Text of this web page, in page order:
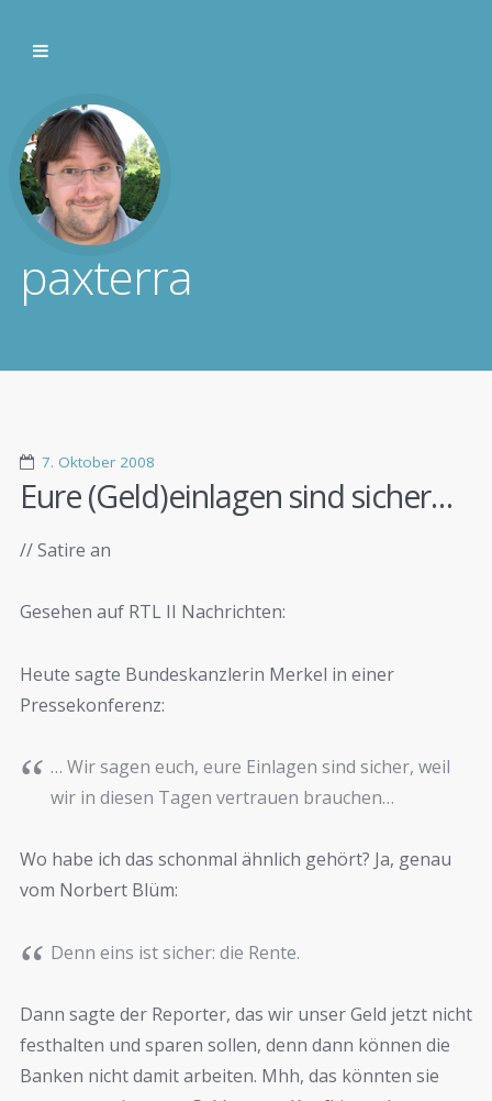
paxterra
7. Oktober 2008
Eure (Geld)einlagen sind sicher…
// Satire an
Gesehen auf RTL II Nachrichten:
Heute sagte Bundeskanzlerin Merkel in einer
Pressekonferenz:
… Wir sagen euch, eure Einlagen sind sicher, weil
wir in diesen Tagen vertrauen brauchen…
Wo habe ich das schonmal ähnlich gehört? Ja, genau
vom Norbert Blüm:
Denn eins ist sicher: die Rente.
Dann sagte der Reporter, das wir unser Geld jetzt nicht
festhalten und sparen sollen, denn dann können die
Banken nicht damit arbeiten. Mhh, das könnten sie